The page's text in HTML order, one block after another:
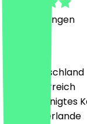
Bewertungen
🇩🇪 Deutschland
🇦🇹 Österreich
🇬🇧 Vereinigtes
🇳🇱 Niederlande